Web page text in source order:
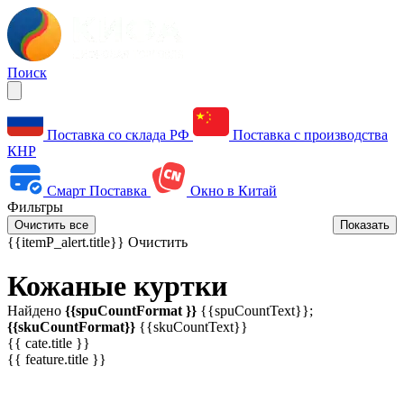
Поиск
Поставка со склада РФ
Поставка с производства
КНР
Смарт Поставка
Окно в Китай
Фильтры
Очистить все Показать
{{itemP_alert.title}} Очистить
Кожаные куртки
Найдено {{spuCountFormat }} {{spuCountText}};
{{skuCountFormat}} {{skuCountText}}
{{ cate.title }}
{{ feature.title }}